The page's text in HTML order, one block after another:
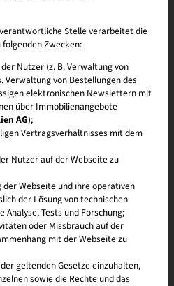
Neu- oder Durchstarten. Sei dabei,
mit Lebensqualität und bunten
richtig und trägst mit deiner
zum Gelingen bei. Gestalte deine
Wünschen oder ziehe in perfekt
bestimmst du: von 16 m² bis 2’100
auf der Poleposition.
Stelle verarbeitet die
Zwecken:
Nutzer (z. B. Verwaltung von
Verwaltung von Bestellungen des
elektronischen Newslettern mit
über Immobilienangebote
AG);
Vertragsverhältnisses mit dem
Nutzer auf der Webseite zu
Webseite und ihre operativen
der Lösung von technischen
Analyse, Tests und Forschung;
oder Missbrauch auf der
mit der Webseite zu
geltenden Gesetze einzuhalten,
sowie die Rechte und das